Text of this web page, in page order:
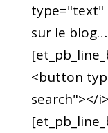
type="text"
sur le
<button
search"></